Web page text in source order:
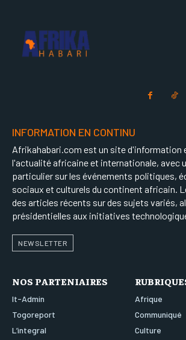
INFORMATION EN CONTINU
Afrikahabari.com est un site d'information
l'actualité africaine et internationale, avec
particulier sur les événements politiques,
sociaux et culturels du continent africain.
des articles récents sur des sujets variés,
présidentielles aux initiatives
NEWSLETTER
NOS PARTENIAIRES
It-Admin
Togoreport
L’integral
Afrique
Communiqué
Culture